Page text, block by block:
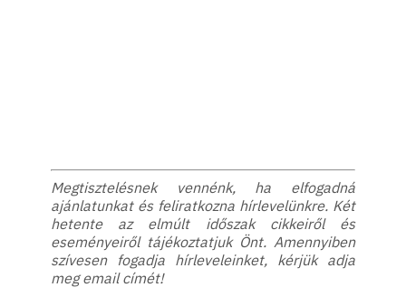
Megtisztelésnek vennénk, ha elfogadná
ajánlatunkat és feliratkozna hírlevelünkre. Két
hetente az elmúlt időszak cikkeiről és
eseményeiről tájékoztatjuk Önt. Amennyiben
szívesen fogadja hírleveleinket, kérjük adja
meg email címét!